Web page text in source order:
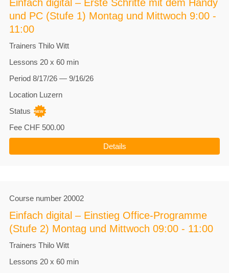
Einfach digital – Erste Schritte mit dem Handy
und PC (Stufe 1) Montag und Mittwoch 9:00 -
11:00
Trainers Thilo Witt
Lessons 20 x 60 min
Period 8/17/26 — 9/16/26
Location Luzern
Status
Fee CHF 500.00
Details
Course number 20002
Einfach digital – Einstieg Office-Programme
(Stufe 2) Montag und Mittwoch 09:00 - 11:00
Trainers Thilo Witt
Lessons 20 x 60 min